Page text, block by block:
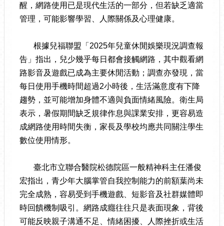
醒，網路使用已是現代生活的一部分，但若缺乏適當
管理，可能影響學習、人際關係及心理健康。
根據兒福聯盟「2025年兒童休閒娛樂現況調查報
告」指出，兒少幾乎每日都會接觸網路，其中觀看網
路影音及遊戲已成為主要休閒活動；調查亦發現，當
每日使用手機時間超過2小時後，生活滿意度有下降
趨勢，並可能增加身體不適與負面情緒風險。衛生局
表示，暑假期間缺乏規律作息與課業安排，更容易造
成網路使用時間失衡，家長及學校均應共同關注學生
數位使用情形。
臺北市立聯合醫院松德院區一般精神科主任潘俊
宏指出，青少年大腦掌管自我控制能力的前額葉尚未
完全成熟，容易受到手機遊戲、短影音及社群媒體即
時回饋機制吸引。網路成癮往往只是表面現象，背後
可能反映親子溝通不足、情緒困擾、人際挫折或生活